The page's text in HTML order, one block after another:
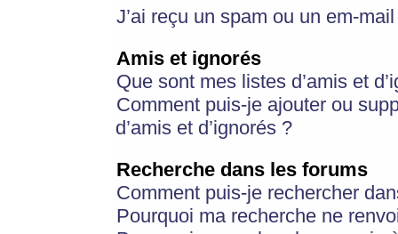
J’ai reçu un spam ou un em-
Amis et ignorés
Que sont mes listes d’amis et
Comment puis-je ajouter ou
d’amis et d’ignorés ?
Recherche dans les forums
Comment puis-je rechercher
Pourquoi ma recherche ne